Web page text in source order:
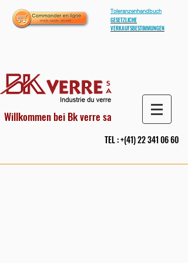
Toleranzenhandbuch
GESETZLICHE
VERKAUFSBESTIMMUNGEN
Willkommen bei Bk verre sa
TEL : +(41)22 341 06 60